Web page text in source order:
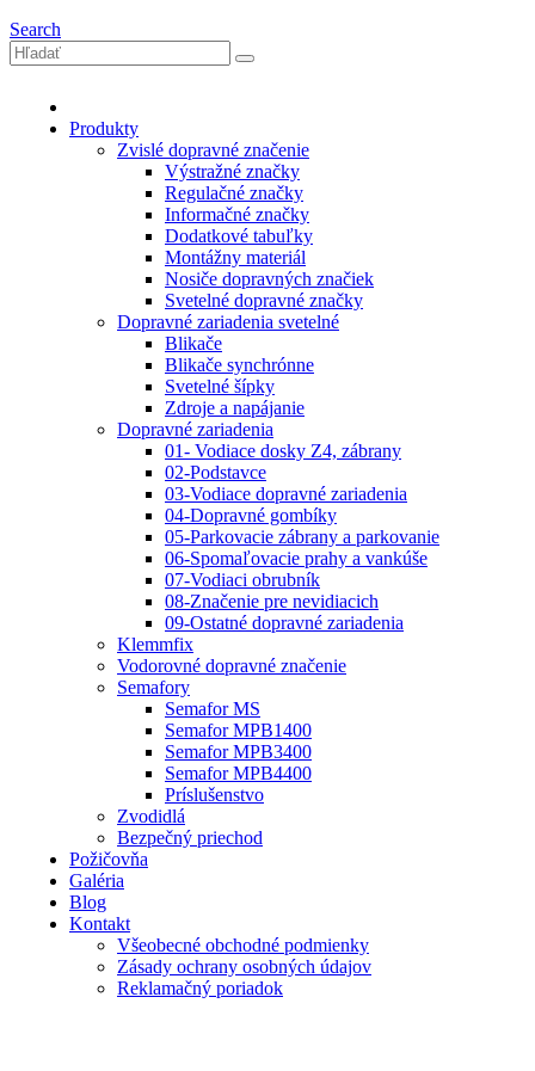
Search
Produkty
Zvislé dopravné značenie
Výstražné značky
Regulačné značky
Informačné značky
Dodatkové tabuľky
Montážny materiál
Nosiče dopravných značiek
Svetelné dopravné značky
Dopravné zariadenia svetelné
Blikače
Blikače synchrónne
Svetelné šípky
Zdroje a napájanie
Dopravné zariadenia
01- Vodiace dosky Z4, zábrany
02-Podstavce
03-Vodiace dopravné zariadenia
04-Dopravné gombíky
05-Parkovacie zábrany a parkovanie
06-Spomaľovacie prahy a vankúše
07-Vodiaci obrubník
08-Značenie pre nevidiacich
09-Ostatné dopravné zariadenia
Klemmfix
Vodorovné dopravné značenie
Semafory
Semafor MS
Semafor MPB1400
Semafor MPB3400
Semafor MPB4400
Príslušenstvo
Zvodidlá
Bezpečný priechod
Požičovňa
Galéria
Blog
Kontakt
Všeobecné obchodné podmienky
Zásady ochrany osobných údajov
Reklamačný poriadok